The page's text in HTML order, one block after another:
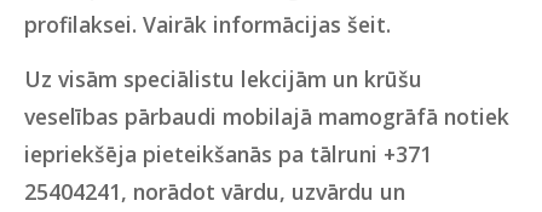
profilaksei. Vairāk informācijas šeit.
Uz visām speciālistu lekcijām un krūšu
veselības pārbaudi mobilajā mamogrāfā notiek
iepriekšēja pieteikšanās pa tālruni +371
25404241, norādot vārdu, uzvārdu un